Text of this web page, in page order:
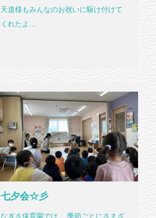
天道様もみんなのお祝いに駆け付けて
くれたよ…
七夕会☆彡
なぎさ保育園では、 季節ごとにさまざ